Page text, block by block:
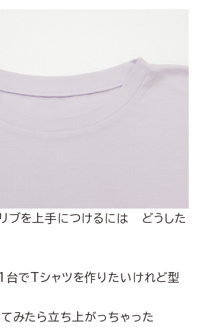
リブを上手につけるには どうした
1台でTシャツを作りたいけれど型
てみたら立ち上がっちゃった